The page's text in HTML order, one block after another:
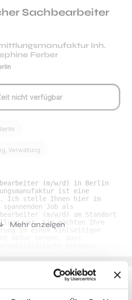
Sachbearbeiter
Inh.
Ferber
nicht verfügbar
Verwaltung
(m/w/d) in Berlin
ist eine
Ich stelle Ihnen hier im
Job als
(m/w/d) am Standort
vor. Sie möchten Ihre
in einem vielseitigen
Aufgabe mit klaren Abläufen,
und einem
In dieser Position
Mehr anzeigen